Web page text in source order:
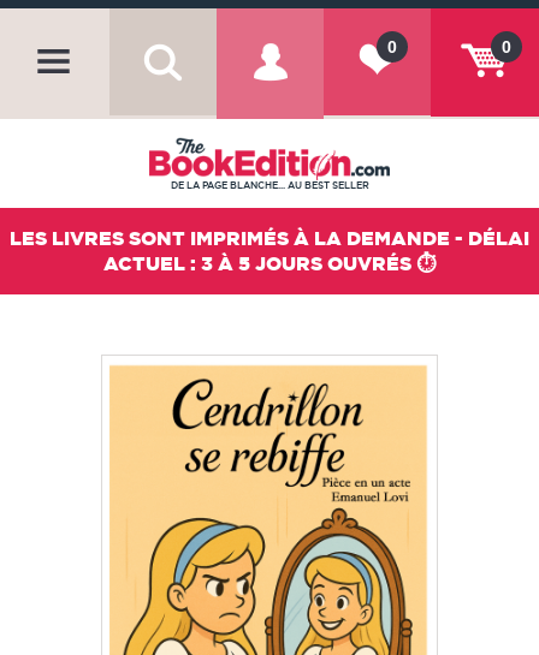
0
0
DE LA PAGE BLANCHE... AU BEST SELLER
LES LIVRES SONT IMPRIMÉS À LA DEMANDE - DÉLAI
ACTUEL : 3 À 5 JOURS OUVRÉS ⏱️